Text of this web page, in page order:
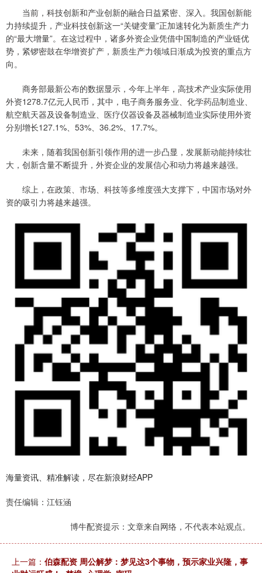
当前，科技创新和产业创新的融合日益紧密、深入。我国创新能
力持续提升，产业科技创新这一“关键变量”正加速转化为新质生产力
的“最大增量”。在这过程中，诸多外资企业凭借中国制造的产业链优
势，紧锣密鼓在华增资扩产，新质生产力领域日渐成为投资的重点方
向。
商务部最新公布的数据显示，今年上半年，高技术产业实际使用
外资1278.7亿元人民币，其中，电子商务服务业、化学药品制造业、
航空航天器及设备制造业、医疗仪器设备及器械制造业实际使用外资
分别增长127.1%、53%、36.2%、17.7%。
未来，随着我国创新引领作用的进一步凸显，发展新动能持续壮
大，创新含量不断提升，外资企业的发展信心和动力将越来越强。
综上，在政策、市场、科技等多维度强大支撑下，中国市场对外
资的吸引力将越来越强。
海量资讯、精准解读，尽在新浪财经APP
责任编辑：江钰涵
博牛配资提示：文章来自网络，不代表本站观点。
上一篇： 伯森配资 周公解梦：梦见这3个事物，预示家业兴隆，事